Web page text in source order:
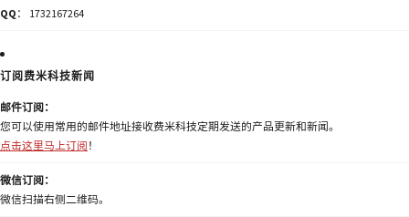
QQ ： 1732167264
订阅费米科技新闻
邮件订阅：
您可以使用常用的邮件地址接收费米科技定期发送的产品更新和新闻。
点击这里马上订阅 ！
微信订阅：
微信扫描右侧二维码。